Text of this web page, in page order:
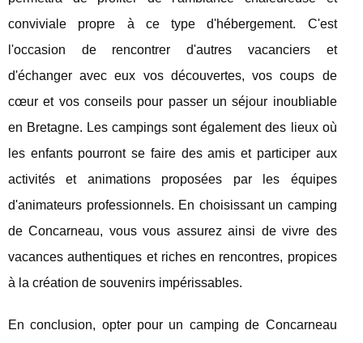
conviviale propre à ce type d'hébergement. C'est
l'occasion de rencontrer d'autres vacanciers et
d'échanger avec eux vos découvertes, vos coups de
cœur et vos conseils pour passer un séjour inoubliable
en Bretagne. Les campings sont également des lieux où
les enfants pourront se faire des amis et participer aux
activités et animations proposées par les équipes
d'animateurs professionnels. En choisissant un camping
de Concarneau, vous vous assurez ainsi de vivre des
vacances authentiques et riches en rencontres, propices
à la création de souvenirs impérissables.
En conclusion, opter pour un camping de Concarneau